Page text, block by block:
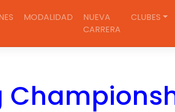
MODALIDAD
NUEVA
CARRERA
CLUBES